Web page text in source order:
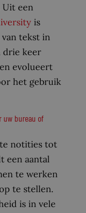
Uit een
is
tekst in
drie keer
evolueert
het gebruik
uw bureau of
notities tot
een aantal
te werken
te stellen.
is in vele